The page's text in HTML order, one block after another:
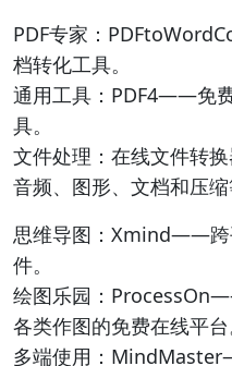
PDF专家：
档转化工具。
通用工具：PDF4——免
具。
文件处理：在线文件转
音频、图形、文档和压缩
思维导图：Xmind——跨
件。
绘图乐园：
各类作图的免费在线平台
多端使用：